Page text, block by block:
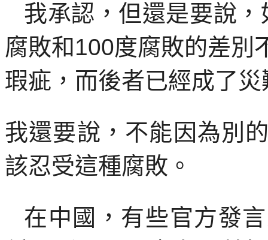
我承認，但還是要說
腐敗和 100度腐敗的差別
瑕疵，而後者已經成了災
我還要說，不能因為別
該忍受這種腐敗。
在中國，有些官方發